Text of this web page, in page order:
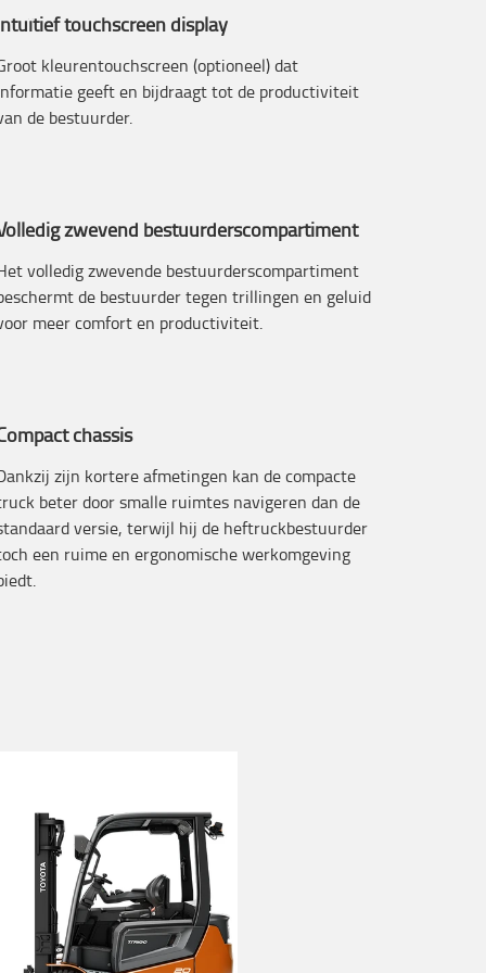
touchscreen display
kleurentouchscreen (optioneel) dat
geeft en bijdraagt tot de productiviteit
de bestuurder.
zwevend bestuurderscompartiment
volledig zwevende bestuurderscompartiment
de bestuurder tegen trillingen en geluid
meer comfort en productiviteit.
chassis
zijn kortere afmetingen kan de compacte
beter door smalle ruimtes navigeren dan de
versie, terwijl hij de heftruckbestuurder
een ruime en ergonomische werkomgeving